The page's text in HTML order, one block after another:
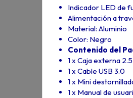
Indicador LED de
Alimentación a
Material: Aluminio
Color: Negro
Contenido del
1 x Caja externa
1 x Cable USB 3.0
1 x Mini
1 x Manual de